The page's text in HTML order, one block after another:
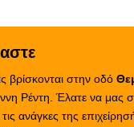
βρίσκονται στην οδό
Ρέντη. Έλατε να μας
ανάγκες της